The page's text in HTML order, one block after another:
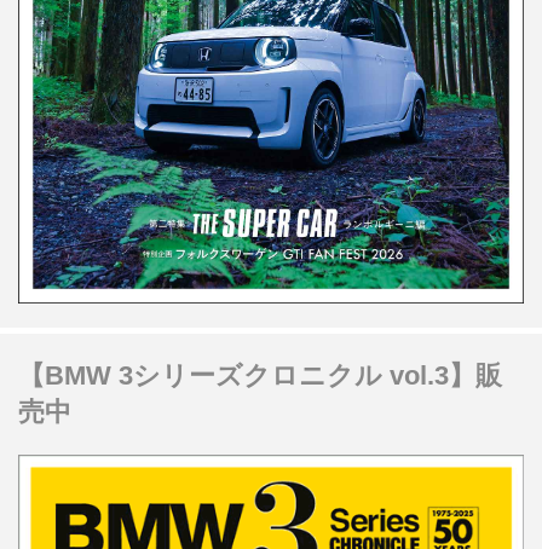
【BMW 3シリーズクロニクル vol.3】販
売中